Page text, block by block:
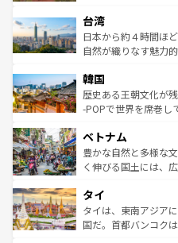
ならではの贅沢な旅のスタイルだ。
情報はコンテンツ一覧
れるおもてなしの心
人々、おいしいロー
ク、伝統的なフラダ
ワイを、存分に味わってほしい。 なお
はコンテンツ一覧を
リアリーフや大陸中
ク）、タスマニアの
ど、見どころがたく
いる。アクティビテ
ビング、ハイキング
い。オーストラリア
参照してほしい。
台湾
日本から約４時間ほ
自然が織りなす魅力
ン）、静ひつな山岳
と山間の静けさが共
驚きをもたらしてく
容にもいいと評判の
が味わえる
照してほしい。
韓国
歴史ある王朝文化が
-POPで世界を席巻し
き、地方に足を延ば
できる。そして、キ
まで、さまざまな韓
リティに包まれなが
覧を参照してほしい。
ベトナム
豊かな自然と多様な
く伸びる国土には、
急速な発展と共に伝
ーチミン市のフラン
醸し出している。ま
タイ
タイは、東南アジア
国だ。首都バンコク